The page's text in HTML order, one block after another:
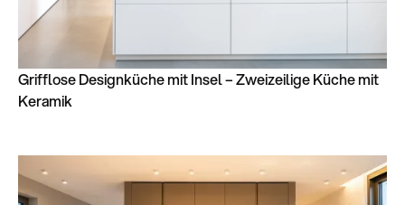
Grifflose Designküche mit Insel – Zweizeilige Küche mit
Keramik